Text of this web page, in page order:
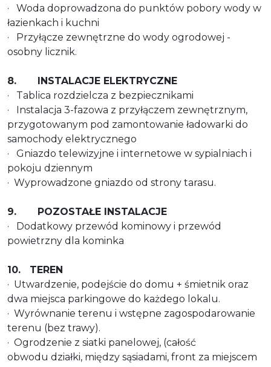
· Woda doprowadzona do punktów pobory wody w
łazienkach i kuchni
· Przyłącze zewnętrzne do wody ogrodowej -
osobny licznik.
8. INSTALACJE ELEKTRYCZNE
· Tablica rozdzielcza z bezpiecznikami
· Instalacja 3-fazowa z przyłączem zewnętrznym,
przygotowanym pod zamontowanie ładowarki do
samochody elektrycznego
· Gniazdo telewizyjne i internetowe w sypialniach i
pokoju dziennym
· Wyprowadzone gniazdo od strony tarasu.
9. POZOSTAŁE INSTALACJE
· Dodatkowy przewód kominowy i przewód
powietrzny dla kominka
10. TEREN
· Utwardzenie, podejście do domu + śmietnik oraz
dwa miejsca parkingowe do każdego lokalu.
· Wyrównanie terenu i wstępne zagospodarowanie
terenu (bez trawy).
· Ogrodzenie z siatki panelowej, (całość
obwodu działki, między sąsiadami, front za miejscem